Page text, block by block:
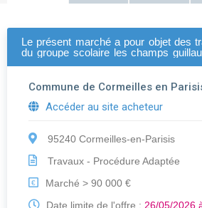
Le présent marché a pour objet des
du groupe scolaire les champs
souples et divers
Commune de Cormeilles en
Accéder au site acheteur
95240 Cormeilles-en-Parisis
Travaux - Procédure Adaptée
€
Marché > 90 000 €
Date limite de l'offre : 26/05/2026